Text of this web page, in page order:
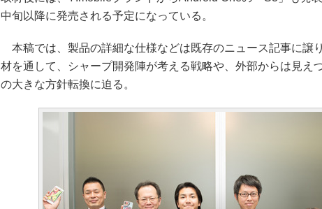
中旬以降に発売される予定になっている。
本稿では、製品の詳細な仕様などは既存のニュース記事に譲
材を通して、シャープ開発陣が考える戦略や、外部からは見え
の大きな方針転換に迫る。